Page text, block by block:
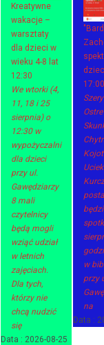
Kreatywne
wakacje –
warsztaty
dla dzieci w
wieku 4-8 lat
12:30
We wtorki (4,
11, 18 i 25
sierpnia) o
12:30 w
wypożyczalni
dla dzieci
przy ul.
Gawędziarzy
8 mali
czytelnicy
będą mogli
wziąć udział
w letnich
zajęciach.
Dla tych,
którzy nie
chcą nudzić
się
Data : 2026-08-25
17:00
w
przy
na
Data :